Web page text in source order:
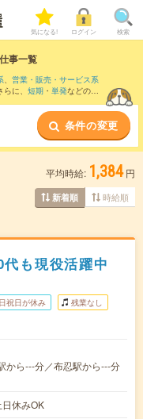
気になる! ログイン 検索
事一覧
、 営業・販売・サービス系
に、 短期 ・ 単発などの期
載しています。
条件の変更
平均時給: 1,384 円
新着順 時給順
も現役活躍中
祝日が休み 残業なし
から---分／布忍駅から---分
休みOK